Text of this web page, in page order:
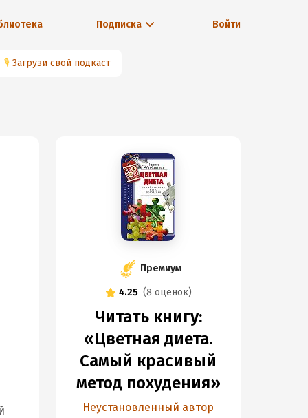
Подписка Войти
🎙 Загрузи свой подкаст
Премиум
4.25 (8 оценок)
Читать книгу:
«Цветная диета.
Самый красивый
метод похудения»
Неустановленный автор